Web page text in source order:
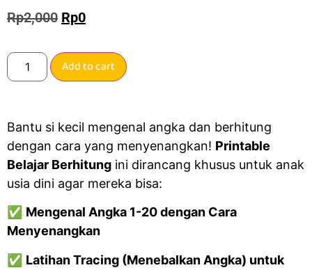
Rp2,000 Rp0
Add to cart
Bantu si kecil mengenal angka dan berhitung
dengan cara yang menyenangkan! Printable
Belajar Berhitung ini dirancang khusus untuk anak
usia dini agar mereka bisa:
✅ Mengenal Angka 1-20 dengan Cara
Menyenangkan
✅ Latihan Tracing (Menebalkan Angka) untuk